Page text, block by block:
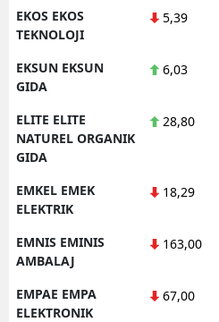
EKOS EKOS
TEKNOLOJI
5,39
EKSUN EKSUN
GIDA
6,03
ELITE ELITE
NATUREL ORGANIK
GIDA
28,80
EMKEL EMEK
ELEKTRIK
18,29
EMNIS EMINIS
AMBALAJ
163,00
EMPAE EMPA
ELEKTRONIK
67,00